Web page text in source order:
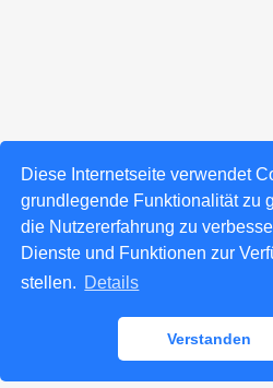
Diese Internetseite verwendet
grundlegende Funktionalität zu
die Nutzererfahrung zu
Dienste und Funktionen zur
stellen. Details
Verstanden